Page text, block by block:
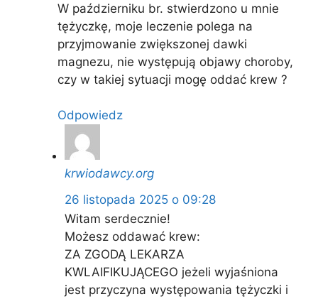
W październiku br. stwierdzono u mnie
tężyczkę, moje leczenie polega na
przyjmowanie zwiększonej dawki
magnezu, nie występują objawy choroby,
czy w takiej sytuacji mogę oddać krew ?
Odpowiedz
krwiodawcy.org
26 listopada 2025 o 09:28
Witam serdecznie!
Możesz oddawać krew:
ZA ZGODĄ LEKARZA
KWLAIFIKUJĄCEGO jeżeli wyjaśniona
jest przyczyna występowania tężyczki i